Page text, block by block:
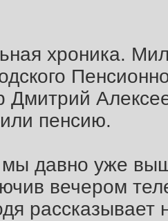
хроника.
Дмитрий
пенсию.
давно уже
вечером
рассказывает